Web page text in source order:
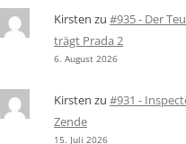
Kirsten zu #935 - Der
trägt Prada 2
6. August 2026
Kirsten zu #931 -
Zende
15. Juli 2026